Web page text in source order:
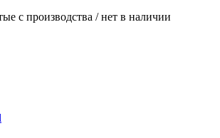
с производства / нет в наличии